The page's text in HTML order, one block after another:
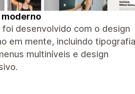
moderno
foi desenvolvido com o design
em mente, incluindo tipografia
multiníveis e design